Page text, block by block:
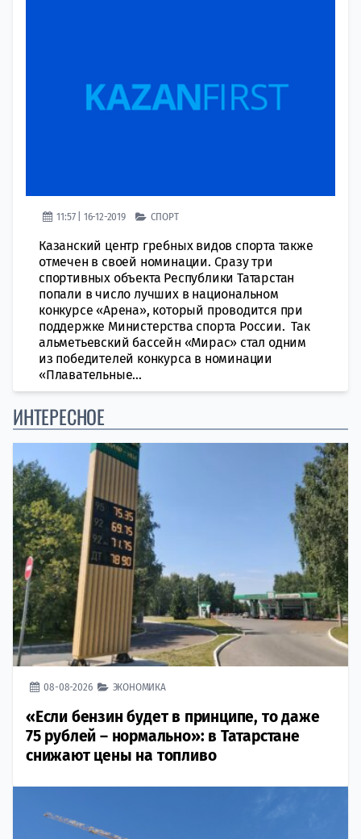
11:57 | 16-12-2019 СПОРТ
Казанский центр гребных видов спорта также
отмечен в своей номинации. Сразу три
спортивных объекта Республики Татарстан
попали в число лучших в национальном
конкурсе «Арена», который проводится при
поддержке Министерства спорта России. Так
альметьевский бассейн «Мирас» стал одним
из победителей конкурса в номинации
«Плавательные...
ИНТЕРЕСНОЕ
08-08-2026 ЭКОНОМИКА
«Если бензин будет в принципе, то даже
75 рублей – нормально»: в Татарстане
снижают цены на топливо